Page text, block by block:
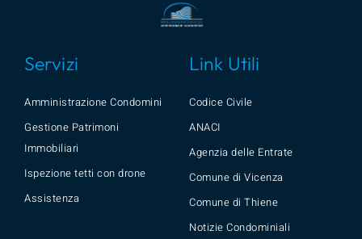
Servizi
Amministrazione Condomini
Gestione Patrimoni
Immobiliari
Ispezione tetti con drone
Assistenza
Link Utili
Codice Civile
ANACI
Agenzia delle Entrate
Comune di Vicenza
Comune di Thiene
Notizie Condominiali